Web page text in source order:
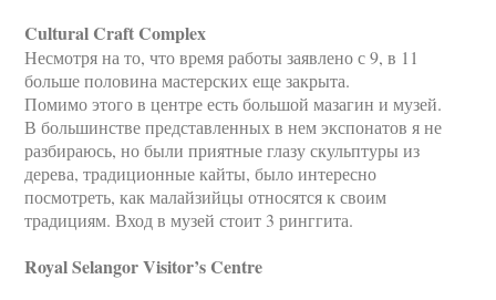
Cultural Craft Complex
Несмотря на то, что время работы заявлено с 9, в 11
больше половина мастерских еще закрыта.
Помимо этого в центре есть большой мазагин и музей.
В большинстве представленных в нем экспонатов я не
разбираюсь, но были приятные глазу скульптуры из
дерева, традиционные кайты, было интересно
посмотреть, как малайзийцы относятся к своим
традициям. Вход в музей стоит 3 ринггита.
Royal Selangor Visitor’s Centre